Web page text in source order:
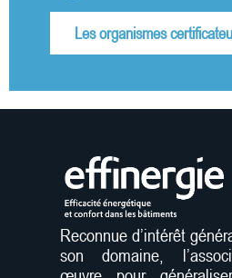
Les organismes
Reconnue d’intérêt
son domaine,